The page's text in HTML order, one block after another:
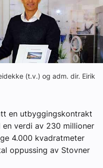
Nyheter
(t.v.) og adm. dir. Eirik
en utbyggingskontrakt
verdi av 230 millioner
4.000 kvadratmeter
oppussing av Stovner